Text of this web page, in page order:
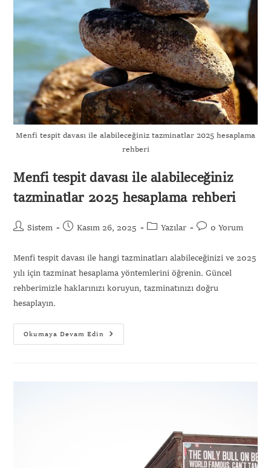
Menfi tespit davası ile alabileceğiniz tazminatlar 2025 hesaplama
rehberi
Menfi tespit davası ile alabileceğiniz
tazminatlar 2025 hesaplama rehberi
Sistem Kasım 26, 2025 Yazılar 0 Yorum
Menfi tespit davası ile hangi tazminatları alabileceğinizi ve 2025
yılı için tazminat hesaplama yöntemlerini öğrenin. Güncel
rehberimizle haklarınızı koruyun, tazminatınızı doğru
hesaplayın.
Okumaya Devam Edin